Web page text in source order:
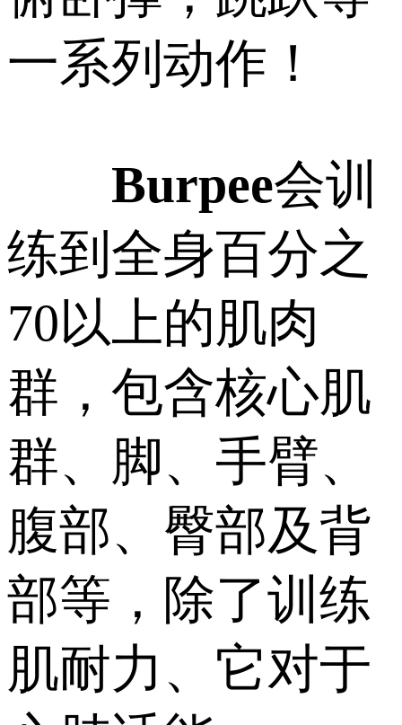
一系列动作！
Burpee会训
练到全身百分之
70以上的肌肉
群，包含核心肌
群、脚、手臂、
腹部、臀部及背
部等，除了训练
肌耐力、它对于